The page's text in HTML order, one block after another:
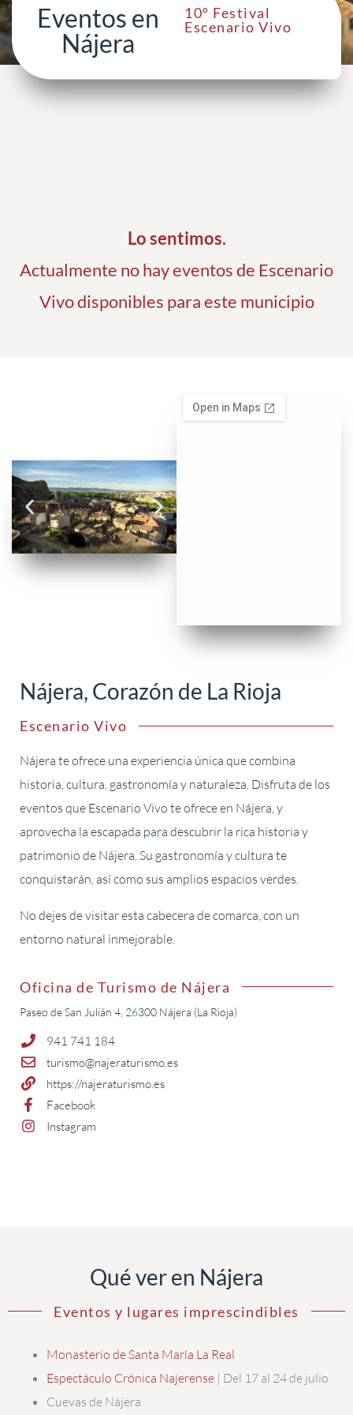
Eventos en
Nájera
10º Festival
Escenario Vivo
Lo sentimos.
Actualmente no hay eventos de Escenario
Vivo disponibles para este municipio
Nájera, Corazón de La Rioja
Escenario Vivo
Nájera te ofrece una experiencia única que combina
historia, cultura, gastronomía y naturaleza. Disfruta de los
eventos que Escenario Vivo te ofrece en Nájera, y
aprovecha la escapada para descubrir la rica historia y
patrimonio de Nájera. Su gastronomía y cultura te
conquistarán, así como sus amplios espacios verdes.
No dejes de visitar esta cabecera de comarca, con un
entorno natural inmejorable.
Oficina de Turismo de Nájera
Paseo de San Julián 4, 26300 Nájera (La Rioja)
941 741 184
turismo@najeraturismo.es
https://najeraturismo.es
Facebook
Instagram
Qué ver en Nájera
Eventos y lugares imprescindibles
Monasterio de Santa María La Real
Espectáculo Crónica Najerense | Del 17 al 24 de julio
Cuevas de Nájera